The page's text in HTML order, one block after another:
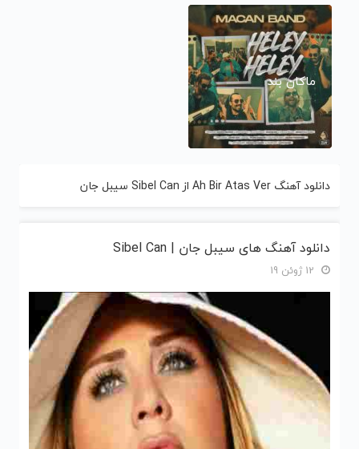
ماکان بند
دانلود آهنگ Ah Bir Atas Ver از Sibel Can سیبل جان
دانلود آهنگ های سیبل جان | Sibel Can